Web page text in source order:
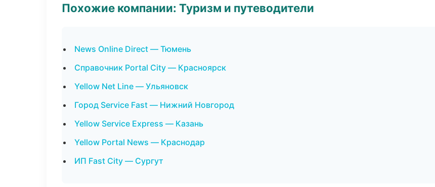
Похожие компании: Туризм и путеводители
News Online Direct — Тюмень
Справочник Portal City — Красноярск
Yellow Net Line — Ульяновск
Город Service Fast — Нижний Новгород
Yellow Service Express — Казань
Yellow Portal News — Краснодар
ИП Fast City — Сургут